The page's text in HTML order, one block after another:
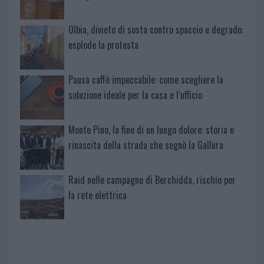
Olbia, divieto di sosta contro spaccio e degrado:
esplode la protesta
Pausa caffè impeccabile: come scegliere la
soluzione ideale per la casa e l’ufficio
Monte Pino, la fine di un lungo dolore: storia e
rinascita della strada che segnò la Gallura
Raid nelle campagne di Berchidda, rischio per
la rete elettrica